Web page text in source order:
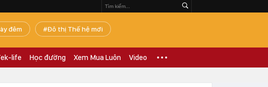
đêm Đô thị Thế hệ mới
life Học đường Xem Mua Luôn Video